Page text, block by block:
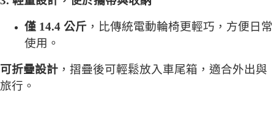
僅 14.4 公斤 ，比傳統電動輪椅更輕巧，方便日常
使用。
可折疊設計 ，摺疊後可輕鬆放入車尾箱，適合外出與
旅行。